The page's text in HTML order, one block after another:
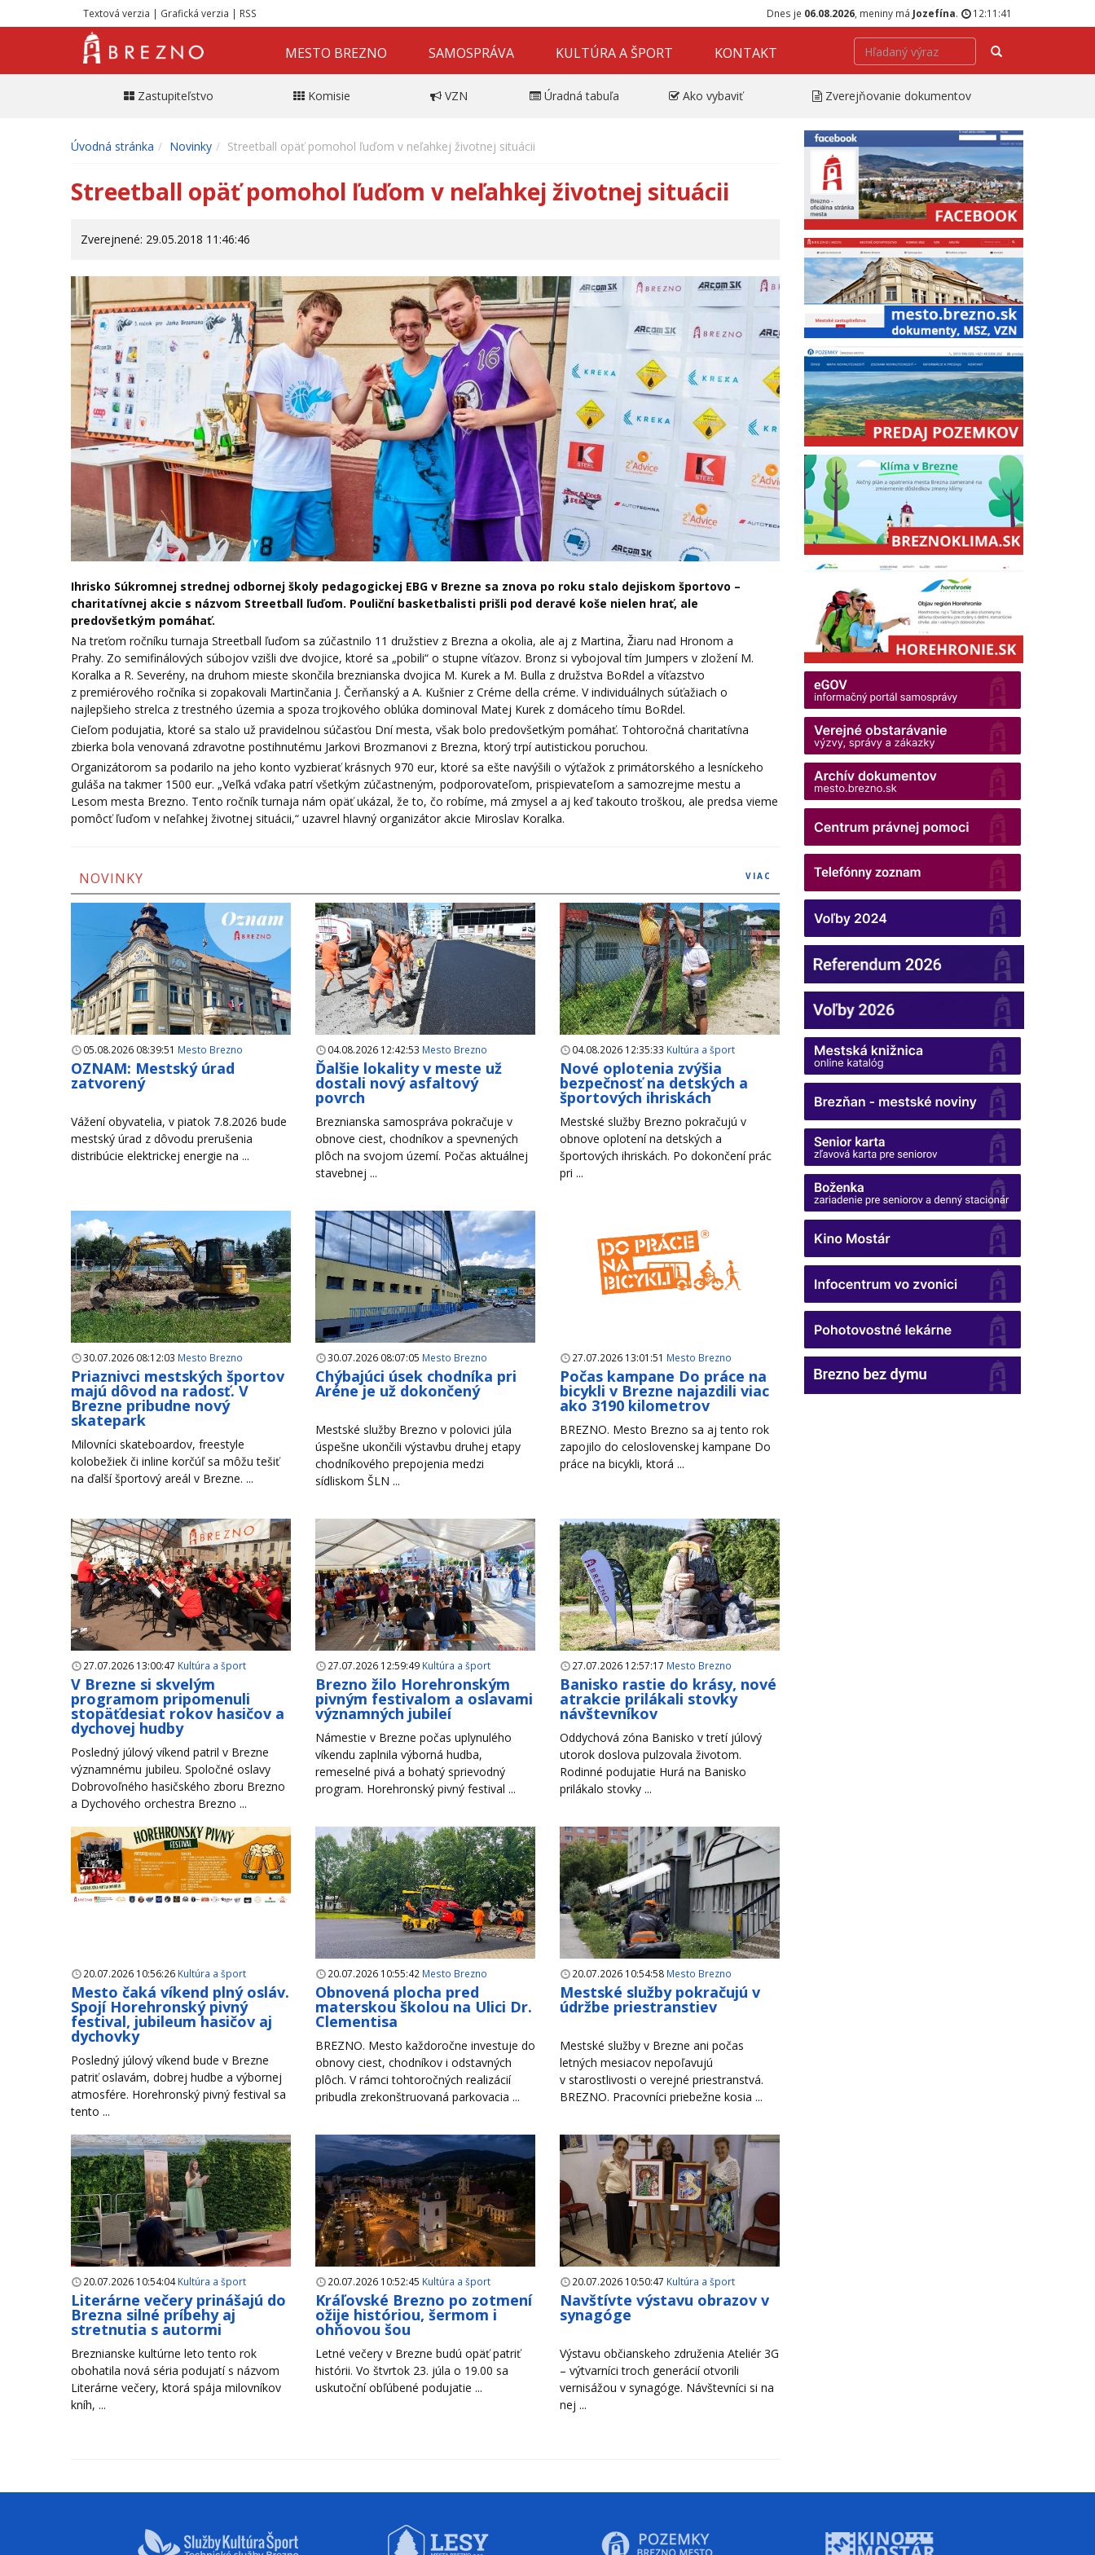
Textová verzia | Grafická verzia | RSS Dnes je 06.08.2026 , meniny má Jozefína. 12:11:42
MESTO BREZNO SAMOSPRÁVA KULTÚRA A ŠPORT KONTAKT Hľadať
Zastupiteľstvo Komisie VZN Úradná tabuľa Ako vybaviť Zverejňovanie dokumentov
Úvodná stránka Novinky Streetball opäť pomohol ľuďom v neľahkej životnej situácii
Streetball opäť pomohol ľuďom v neľahkej životnej situácii
Zverejnené: 29.05.2018 11:46:46
Ihrisko Súkromnej strednej odbornej školy pedagogickej EBG v Brezne sa znova po roku stalo dejiskom športovo –
charitatívnej akcie s názvom Streetball ľuďom. Pouliční basketbalisti prišli pod deravé koše nielen hrať, ale
predovšetkým pomáhať.
Na treťom ročníku turnaja Streetball ľuďom sa zúčastnilo 11 družstiev z Brezna a okolia, ale aj z Martina, Žiaru nad Hronom a
Prahy. Zo semifinálových súbojov vzišli dve dvojice, ktoré sa „pobili“ o stupne víťazov. Bronz si vybojoval tím Jumpers v zložení M.
Koralka a R. Severény, na druhom mieste skončila breznianska dvojica M. Kurek a M. Bulla z družstva BoRdel a víťazstvo
z premiérového ročníka si zopakovali Martinčania J. Čerňanský a A. Kušnier z Créme della créme. V individuálnych súťažiach o
najlepšieho strelca z trestného územia a spoza trojkového oblúka dominoval Matej Kurek z domáceho tímu BoRdel.
Cieľom podujatia, ktoré sa stalo už pravidelnou súčasťou Dní mesta, však bolo predovšetkým pomáhať. Tohtoročná charitatívna
zbierka bola venovaná zdravotne postihnutému Jarkovi Brozmanovi z Brezna, ktorý trpí autistickou poruchou.
Organizátorom sa podarilo na jeho konto vyzbierať krásnych 970 eur, ktoré sa ešte navýšili o výťažok z primátorského a lesníckeho
guláša na takmer 1500 eur. „Veľká vďaka patrí všetkým zúčastneným, podporovateľom, prispievateľom a samozrejme mestu a
Lesom mesta Brezno. Tento ročník turnaja nám opäť ukázal, že to, čo robíme, má zmysel a aj keď takouto troškou, ale predsa vieme
pomôcť ľuďom v neľahkej životnej situácii,“ uzavrel hlavný organizátor akcie Miroslav Koralka.
NOVINKY VIAC
05.08.2026 08:39:51 Mesto Brezno
OZNAM: Mestský úrad
zatvorený
Vážení obyvatelia, v piatok 7.8.2026 bude
mestský úrad z dôvodu prerušenia
distribúcie elektrickej energie na ...
04.08.2026 12:42:53 Mesto Brezno
Ďalšie lokality v meste už
dostali nový asfaltový
povrch
Breznianska samospráva pokračuje v
obnove ciest, chodníkov a spevnených
plôch na svojom území. Počas aktuálnej
stavebnej ...
04.08.2026 12:35:33 Kultúra a šport
Nové oplotenia zvýšia
bezpečnosť na detských a
športových ihriskách
Mestské služby Brezno pokračujú v
obnove oplotení na detských a
športových ihriskách. Po dokončení prác
pri ...
30.07.2026 08:12:03 Mesto Brezno
Priaznivci mestských športov
majú dôvod na radosť. V
Brezne pribudne nový
skatepark
Milovníci skateboardov, freestyle
kolobežiek či inline korčúľ sa môžu tešiť
na ďalší športový areál v Brezne. ...
30.07.2026 08:07:05 Mesto Brezno
Chýbajúci úsek chodníka pri
Aréne je už dokončený
Mestské služby Brezno v polovici júla
úspešne ukončili výstavbu druhej etapy
chodníkového prepojenia medzi
sídliskom ŠLN ...
27.07.2026 13:01:51 Mesto Brezno
Počas kampane Do práce na
bicykli v Brezne najazdili viac
ako 3190 kilometrov
BREZNO. Mesto Brezno sa aj tento rok
zapojilo do celoslovenskej kampane Do
práce na bicykli, ktorá ...
27.07.2026 13:00:47 Kultúra a šport
V Brezne si skvelým
programom pripomenuli
stopäťdesiat rokov hasičov a
dychovej hudby
Posledný júlový víkend patril v Brezne
významnému jubileu. Spoločné oslavy
Dobrovoľného hasičského zboru Brezno
a Dychového orchestra Brezno ...
27.07.2026 12:59:49 Kultúra a šport
Brezno žilo Horehronským
pivným festivalom a oslavami
významných jubileí
Námestie v Brezne počas uplynulého
víkendu zaplnila výborná hudba,
remeselné pivá a bohatý sprievodný
program. Horehronský pivný festival ...
27.07.2026 12:57:17 Mesto Brezno
Banisko rastie do krásy, nové
atrakcie prilákali stovky
návštevníkov
Oddychová zóna Banisko v tretí júlový
utorok doslova pulzovala životom.
Rodinné podujatie Hurá na Banisko
prilákalo stovky ...
20.07.2026 10:56:26 Kultúra a šport
Mesto čaká víkend plný osláv.
Spojí Horehronský pivný
festival, jubileum hasičov aj
dychovky
Posledný júlový víkend bude v Brezne
patriť oslavám, dobrej hudbe a výbornej
atmosfére. Horehronský pivný festival sa
tento ...
20.07.2026 10:55:42 Mesto Brezno
Obnovená plocha pred
materskou školou na Ulici Dr.
Clementisa
BREZNO. Mesto každoročne investuje do
obnovy ciest, chodníkov i odstavných
plôch. V rámci tohtoročných realizácií
pribudla zrekonštruovaná parkovacia ...
20.07.2026 10:54:58 Mesto Brezno
Mestské služby pokračujú v
údržbe priestranstiev
Mestské služby v Brezne ani počas
letných mesiacov nepoľavujú
v starostlivosti o verejné priestranstvá.
BREZNO. Pracovníci priebežne kosia ...
20.07.2026 10:54:04Kultúra a šport
Literárne večery prinášajú do
Brezna silné príbehy aj
stretnutia s autormi
Breznianske kultúrne leto tento rok
obohatila nová séria podujatí s názvom
Literárne večery, ktorá spája milovníkov
kníh, ...
20.07.2026 10:52:45 Kultúra a šport
Kráľovské Brezno po zotmení
ožije históriou, šermom i
ohňovou šou
Letné večery v Brezne budú opäť patriť
histórii. Vo štvrtok 23. júla o 19.00 sa
uskutoční obľúbené podujatie ...
20.07.2026 10:50:47 Kultúra a šport
Navštívte výstavu obrazov v
synagóge
Výstavu občianskeho združenia Ateliér 3G
– výtvarníci troch generácií otvorili
vernisážou v synagóge. Návštevníci si na
nej ...